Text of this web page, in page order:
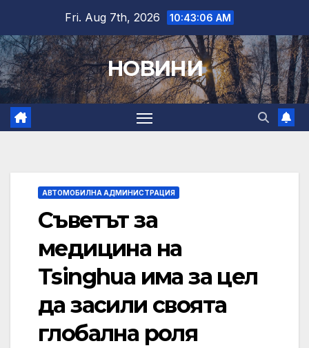
content
Fri. Aug 7th, 2026 10:43:07 AM
НОВИНИ
АВТОМОБИЛНА АДМИНИСТРАЦИЯ
Съветът за
медицина на
Tsinghua има за цел
да засили своята
глобална роля